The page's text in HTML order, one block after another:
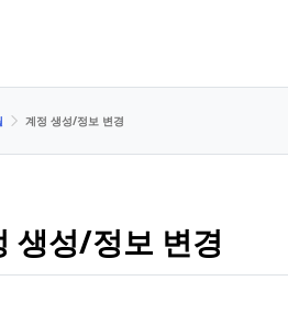
계정 생성/정보 변경
생성/정보 변경